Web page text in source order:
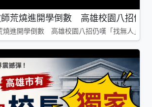
荒燒進開學倒數 高雄校園八招仍
燒進開學倒數 高雄校園八招仍嘆「找無人」